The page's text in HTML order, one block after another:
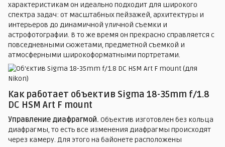
характеристикам он идеально подходит для широкого
спектра задач: от масштабных пейзажей, архитектуры и
интерьеров до динамичной уличной съемки и
астрофотографии. В то же время он прекрасно справляется с
повседневными сюжетами, предметной съемкой и
атмосферными широкоформатными портретами.
Как работает объектив Sigma 18-35mm f/1.8
DC HSM Art F mount
Управление диафрагмой. Объектив изготовлен без кольца
диафрагмы, то есть все изменения диафрагмы происходят
через камеру. Для этого на байонете расположены